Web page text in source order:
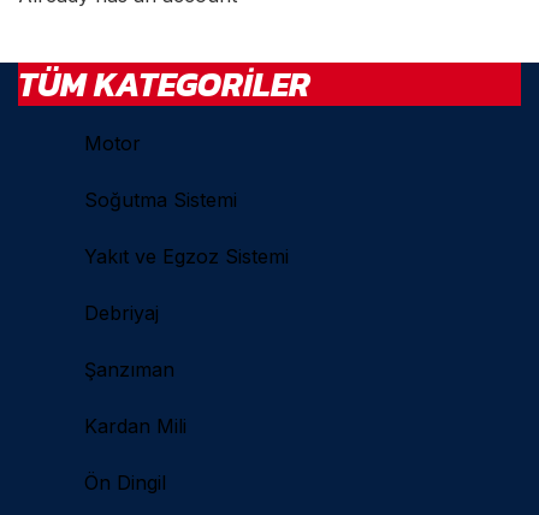
TÜM KATEGORILER
Motor
Soğutma Sistemi
Yakıt ve Egzoz Sistemi
Debriyaj
Şanzıman
Kardan Mili
Ön Dingil